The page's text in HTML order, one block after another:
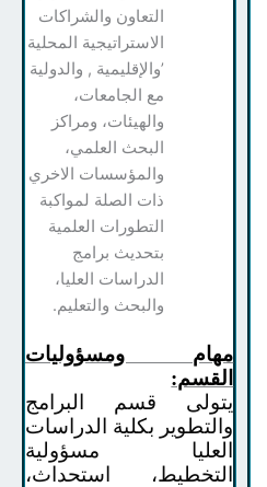
التعاون والشراكات
الاستراتيجية المحلية
’والإقليمية , والدولية
مع الجامعات،
والهيئات، ومراكز
البحث العلمي،
والمؤسسات الاخري
ذات الصلة لمواكبة
التطورات العلمية
بتحديث برامج
الدراسات العليا،
والبحث والتعليم.
مهام ومسؤوليات
القسم:
يتولى قسم البرامج
والتطوير بكلية الدراسات
العليا مسؤولية
التخطيط، استحداث،